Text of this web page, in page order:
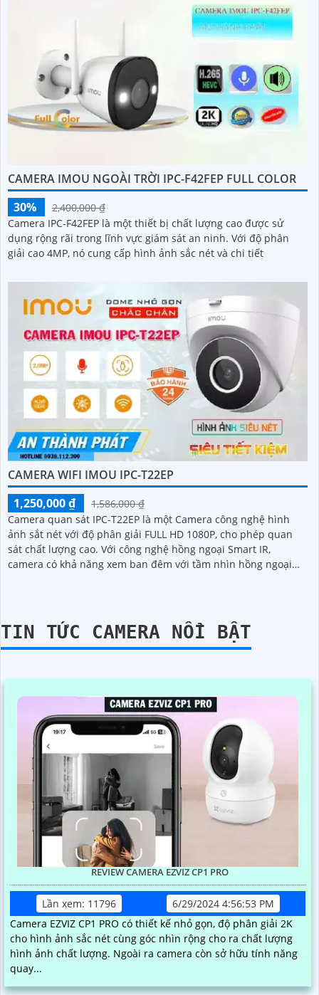
CAMERA IMOU NGOÀI TRỜI IPC-F42FEP FULL COLOR
30%
2,400,000 ₫
Camera IPC-F42FEP là một thiết bị chất lượng cao được sử
dụng rộng rãi trong lĩnh vực giám sát an ninh. Với độ phân
giải cao 4MP, nó cung cấp hình ảnh sắc nét và chi tiết
CAMERA WIFI IMOU IPC-T22EP
1,250,000 ₫
1,586,000 ₫
Camera quan sát IPC-T22EP là một Camera công nghệ hình
ảnh sắt nét với độ phân giải FULL HD 1080P, cho phép quan
sát chất lượng cao. Với công nghệ hồng ngoại Smart IR,
camera có khả năng xem ban đêm với tầm nhìn hồng ngoại
TIN TỨC CAMERA NỔI BẬT
REVIEW CAMERA EZVIZ CP1 PRO
Lần xem: 11796
6/29/2024 4:56:53 PM
Camera EZVIZ CP1 PRO có thiết kế nhỏ gọn, độ phân giải 2K
cho hình ảnh sắc nét cùng góc nhìn rộng cho ra chất lượng
hình ảnh chất lượng. Ngoài ra camera còn sở hữu tính năng
quay...